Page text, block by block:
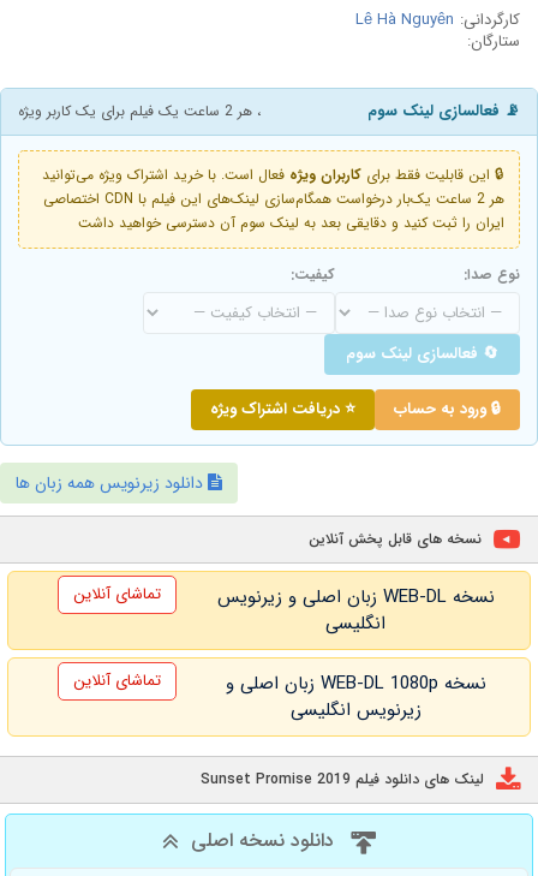
کارگردانی: Lê Hà Nguyên
ستارگان:
📡 فعالسازی لینک سوم ، هر 2 ساعت یک فیلم برای یک کاربر ویژه
🔒 این قابلیت فقط برای کاربران ویژه فعال است. با خرید اشتراک ویژه می‌توانید
هر 2 ساعت یک‌بار درخواست همگام‌سازی لینک‌های این فیلم با CDN اختصاصی
ایران را ثبت کنید و دقایقی بعد به لینک سوم آن دسترسی خواهید داشت
نوع صدا: کیفیت:
🔄 فعالسازی لینک سوم
🔒 ورود به حساب ⭐ دریافت اشتراک ویژه
دانلود زیرنویس همه زبان ها
نسخه های قابل پخش آنلاین
نسخه WEB-DL زبان اصلی و زیرنویس
انگلیسی
تماشای آنلاین
نسخه WEB-DL 1080p زبان اصلی و
زیرنویس انگلیسی
تماشای آنلاین
لینک های دانلود فیلم Sunset Promise 2019
دانلود نسخه اصلی